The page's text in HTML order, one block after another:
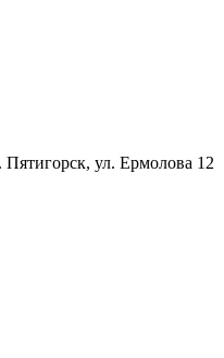
Пятигорск, ул. Ермолова 12